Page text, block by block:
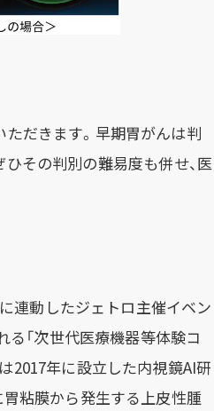
だきます。早期胃がんは判
ひその判別の難易度も併せ、医
連動したジェトロ主催イベン
「次世代医療機器等体験コ
2017年に設立した内視鏡AI研
粘膜から発生する上皮性腫